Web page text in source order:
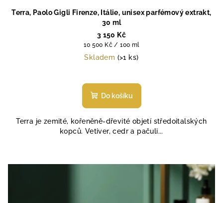
Terra, Paolo Gigli Firenze, Itálie, unisex parfémový extrakt,
30 ml
3 150 Kč
Měrná
cena:
10 500 Kč / 100 ml
Skladem (>1 ks)
hodnocení
produktu
z
5
Do košíku
Terra je zemité, kořeněně‑dřevité objetí středoitalských
kopců. Vetiver, cedr a pačuli...